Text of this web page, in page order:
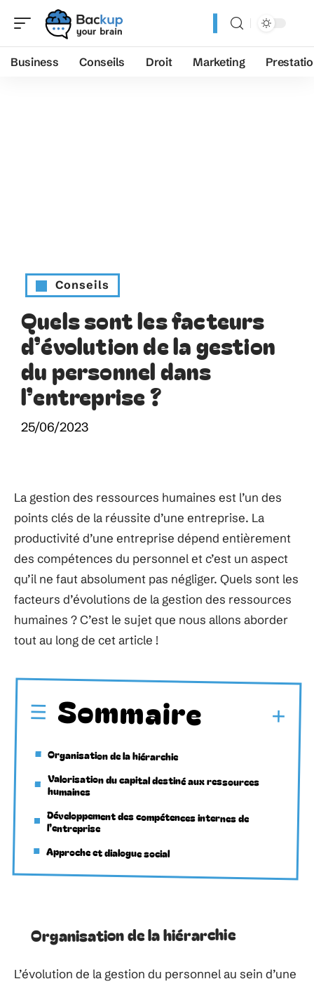
Business Conseils Droit Marketing
Conseils
Quels sont les facteurs
d’évolution de la gestion
du personnel dans
l’entreprise ?
25/06/2023
La gestion des ressources humaines est l’un des
points clés de la réussite d’une entreprise. La
productivité d’une entreprise dépend entièrement
des compétences du personnel et c’est un aspect
qu’il ne faut absolument pas négliger. Quels sont les
facteurs d’évolutions de la gestion des ressources
humaines ? C’est le sujet que nous allons aborder
tout au long de cet article !
Sommaire
Organisation de la hiérarchie
Valorisation du capital destiné aux ressources
humaines
Développement des compétences internes de
l’entreprise
Approche et dialogue social
Organisation de la hiérarchie
L’évolution de la gestion du personnel au sein d’une